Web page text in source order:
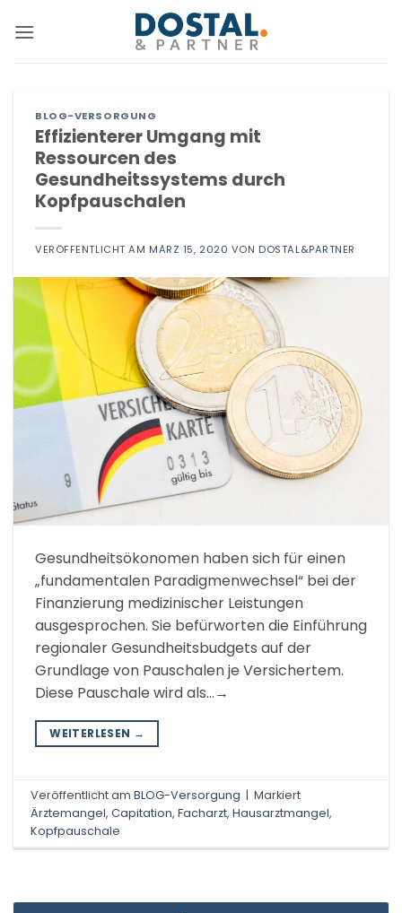
Inhalt
BLOG-VERSORGUNG
Effizienterer Umgang mit
Ressourcen des
Gesundheitssystems durch
Kopfpauschalen
VERÖFFENTLICHT AM MÄRZ 15, 2020 VON DOSTAL&PARTNER
Gesundheitsökonomen haben sich für einen
„fundamentalen Paradigmenwechsel“ bei der
Finanzierung medizinischer Leistungen
ausgesprochen. Sie befürworten die Einführung
regionaler Gesundheitsbudgets auf der
Grundlage von Pauschalen je Versichertem.
Diese Pauschale wird als…→
WEITERLESEN →
Veröffentlicht amBLOG-Versorgung | Markiert
Ärztemangel,Capitation,Facharzt,Hausarztmangel,
Kopfpauschale